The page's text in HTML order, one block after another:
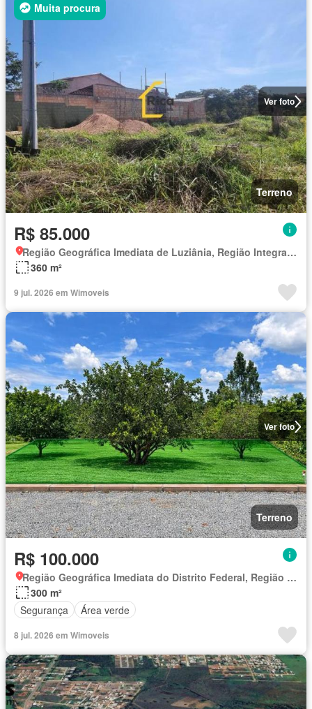
Ver foto
Muita procura
Terreno
R$ 85.000
Região Geográfica Imediata de Luziânia, Região Integrada de Desenvolvimento do Distrito Federal e Entorno
360 m²
9 jul. 2026 em Wimoveis
Ver foto
Terreno
R$ 100.000
Região Geográfica Imediata do Distrito Federal, Região Integrada de Desenvolvimento do Distrito Federal e Entorno
300 m²
Segurança
Área verde
8 jul. 2026 em Wimoveis